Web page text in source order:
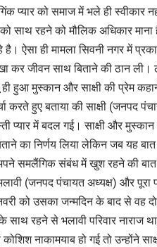
प्यार को समाज में भले ही स्वीकार
साथ रहने को मौलिक अधिकार
है। ऐसा ही मामला सिवनी नगर में
जीवन साथ बिताने की ठान ली।
हुआ मुस्कान और साक्षी की प्रेम
करते हुए बताया की साक्षी
प्यार में बदल गई। साक्षी और
का निर्णय लिया लेकिन जब यह
समलैंगिक संबंध में खुश रहने की
(जनपद पंचायत अध्यक्ष) और पूरा
को उसका जन्मदिन के बाद से वह
साथ रहने से भलावी परिवार
नाकामयाब हो गई तो उन्होंने